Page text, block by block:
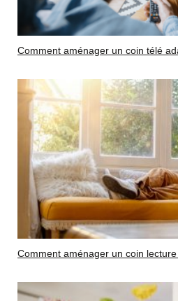
Comment aménager un coin télé
Comment aménager un coin